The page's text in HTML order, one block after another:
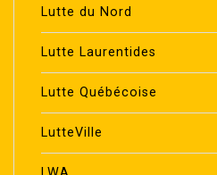
Lutte du Nord
Lutte Laurentides
Lutte Québécoise
LutteVille